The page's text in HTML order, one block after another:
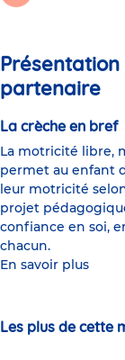
partenaire
La crèche en bref
La motricité libre,
permet au enfant
leur motricité
projet
confiance en soi,
chacun.
En savoir plus
Les plus de cette